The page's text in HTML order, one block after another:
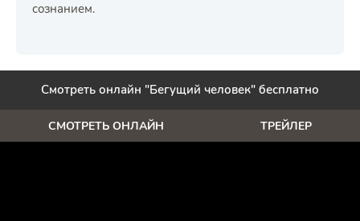
сознанием.
Смотреть онлайн "Бегущий человек" бесплатно
СМОТРЕТЬ ОНЛАЙН ТРЕЙЛЕР